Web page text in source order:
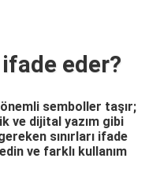
ifade eder?
semboller taşır;
ve dijital yazım gibi
sınırları ifade
ve farklı kullanım